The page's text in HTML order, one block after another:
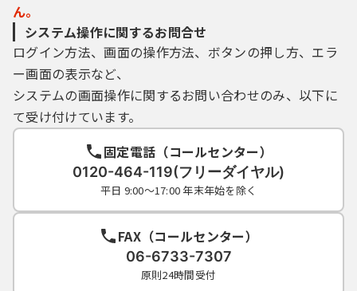
ん。
システム操作に関するお問合せ
ログイン方法、画面の操作方法、ボタンの押し方、エラ
ー画面の表示など、
システムの画面操作に関するお問い合わせのみ、以下に
て受け付けています。
固定電話（コールセンター）
0120-464-119(フリーダイヤル)
平日 9:00～17:00 年末年始を除く
FAX（コールセンター）
06-6733-7307
原則24時間受付